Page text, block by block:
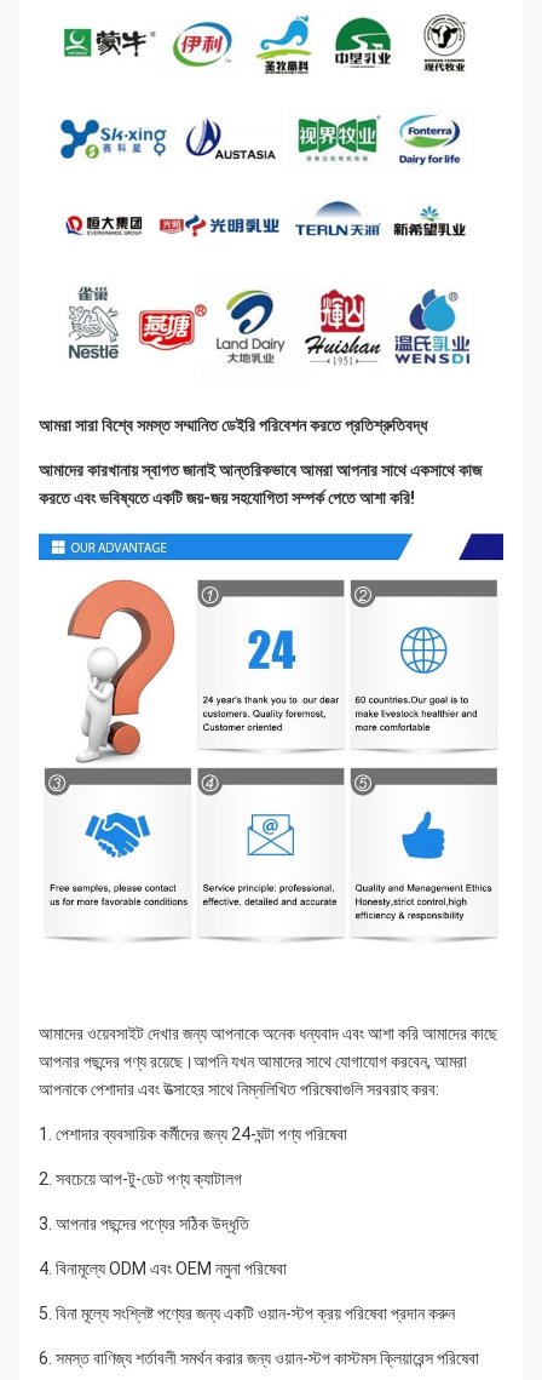
আমরা সারা বিশ্বে সমস্ত সম্মানিত ডেইরি পরিবেশন করতে প্রতিশ্রুতিবদ্ধ
আমাদের কারখানায় স্বাগত জানাই আন্তরিকভাবে আমরা আপনার সাথে একসাথে কাজ
করতে এবং ভবিষ্যতে একটি জয়-জয় সহযোগিতা সম্পর্ক পেতে আশা করি!
আমাদের ওয়েবসাইট দেখার জন্য আপনাকে অনেক ধন্যবাদ এবং আশা করি আমাদের কাছে
আপনার পছন্দের পণ্য রয়েছে।আপনি যখন আমাদের সাথে যোগাযোগ করবেন, আমরা
আপনাকে পেশাদার এবং উত্সাহের সাথে নিম্নলিখিত পরিষেবাগুলি সরবরাহ করব:
1. পেশাদার ব্যবসায়িক কর্মীদের জন্য 24-ঘন্টা পণ্য পরিষেবা
2. সবচেয়ে আপ-টু-ডেট পণ্য ক্যাটালগ
3. আপনার পছন্দের পণ্যের সঠিক উদ্ধৃতি
4. বিনামূল্যে ODM এবং OEM নমুনা পরিষেবা
5. বিনা মূল্যে সংশ্লিষ্ট পণ্যের জন্য একটি ওয়ান-স্টপ ক্রয় পরিষেবা প্রদান করুন
6. সমস্ত বাণিজ্য শর্তাবলী সমর্থন করার জন্য ওয়ান-স্টপ কাস্টমস ক্লিয়ারেন্স পরিষেবা